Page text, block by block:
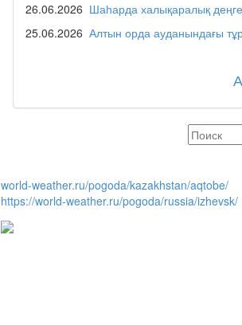
Служба 109
Час депутата /
26.06.2026 Шаһарда халықаралық
25.06.2026 Алтын орда ауданындағы
world-weather.ru/pogoda/kazakhstan/aqtobe/
https://world-weather.ru/pogoda/russia/izhevsk/